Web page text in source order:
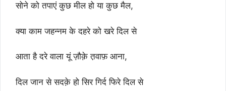
सोने को तपाएं कुछ मील हो या कुछ मैल,
क्या काम जहन्नम के दहरे को खरे दिल से
आता है दरे वाला यूं ज़ौक़े त़वाफ़ आना,
दिल जान से सदक़े हो सिर गिर्द फिरे दिल से